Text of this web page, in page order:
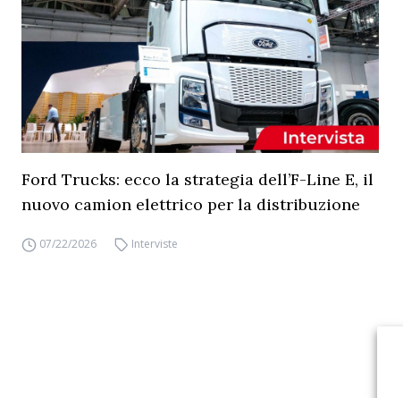
Ford Trucks: ecco la strategia dell’F-Line E, il
nuovo camion elettrico per la distribuzione
07/22/2026 Interviste